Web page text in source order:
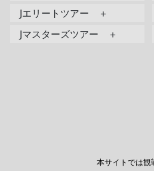
Jエリートツアー ＋
Jマスターズツアー ＋
本サイトでは観